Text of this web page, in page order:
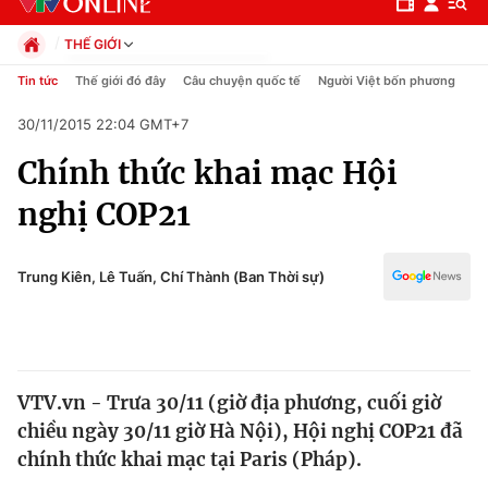
Chuyên mục
Chính trị
Thế giới
THẾ GIỚI
Chính trị
Pháp luật
Kinh tế
Thể thao
Truyền hình
Y tế
Tin tức Thế giới đó đây Câu chuyện quốc tế Người Việt bốn phương
30/11/2015 22:04 GMT+7
Chính thức khai mạc Hội
nghị COP21
Trung Kiên, Lê Tuấn, Chí Thành (Ban Thời sự)
VTV.vn - Trưa 30/11 (giờ địa phương, cuối giờ
chiều ngày 30/11 giờ Hà Nội), Hội nghị COP21 đã
chính thức khai mạc tại Paris (Pháp).